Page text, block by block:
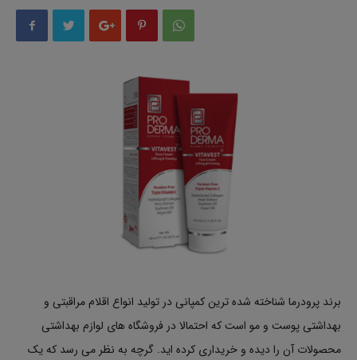
برند پرودرما شناخته شده ترین کمپانی در تولید انواع اقلام مراقبتی و
بهداشتی پوست و مو است که احتمالا در فروشگاه های لوازم بهداشتی
محصولات آن را دیده و خریداری کرده اید. گرچه به نظر می رسد که یک